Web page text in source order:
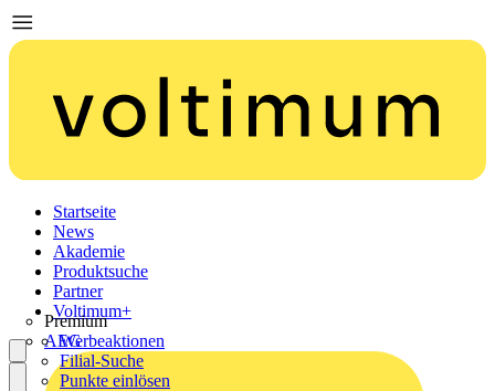
Startseite
News
Akademie
Produktsuche
Partner
Premium
AEG
Voltimum+
Werbeaktionen
Filial-Suche
Punkte einlösen